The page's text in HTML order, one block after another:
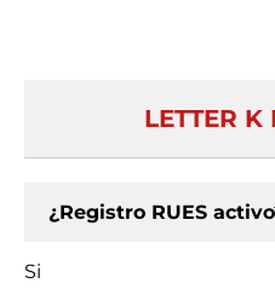
LETTER K
¿Registro RUES
Si